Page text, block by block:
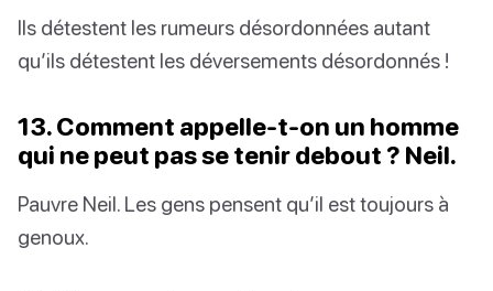
Ils détestent les rumeurs désordonnées autant
qu’ils détestent les déversements désordonnés !
13. Comment appelle-t-on un homme
qui ne peut pas se tenir debout ? Neil.
Pauvre Neil. Les gens pensent qu’il est toujours à
genoux.